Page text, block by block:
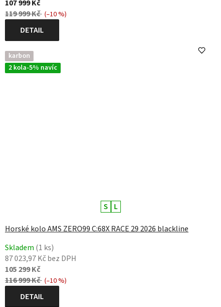
107 999 Kč
119 999 Kč (–10 %)
DETAIL
karbon
2 kola-5% navíc
S L
Horské kolo AMS ZERO99 C:68X RACE 29 2026 blackline
Skladem (1 ks)
87 023,97 Kč bez DPH
105 299 Kč
116 999 Kč (–10 %)
DETAIL